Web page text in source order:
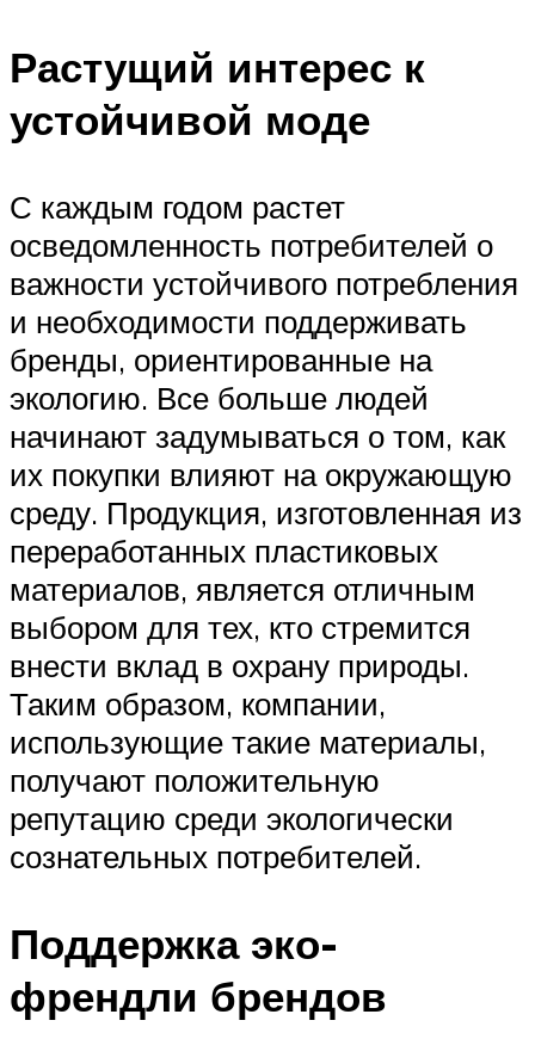
Растущий интерес к
устойчивой моде
С каждым годом растет
осведомленность потребителей о
важности устойчивого потребления
и необходимости поддерживать
бренды, ориентированные на
экологию. Все больше людей
начинают задумываться о том, как
их покупки влияют на окружающую
среду. Продукция, изготовленная из
переработанных пластиковых
материалов, является отличным
выбором для тех, кто стремится
внести вклад в охрану природы.
Таким образом, компании,
использующие такие материалы,
получают положительную
репутацию среди экологически
сознательных потребителей.
Поддержка эко-
френдли брендов